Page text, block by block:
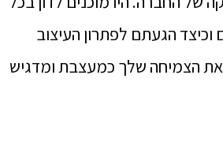
הגעתם לפתרון העיצוב
את הצמיחה שלך כמעצבת ומדגיש